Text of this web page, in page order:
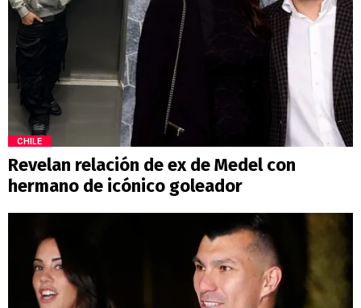
CHILE
Revelan relación de ex de Medel con
hermano de icónico goleador